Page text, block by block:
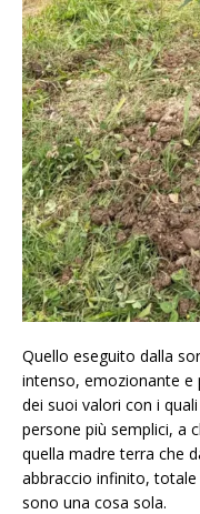
Quello eseguito dalla
intenso, emozionante
dei suoi valori con i
persone più semplici, a
quella madre terra che
abbraccio infinito, totale
sono una cosa sola.